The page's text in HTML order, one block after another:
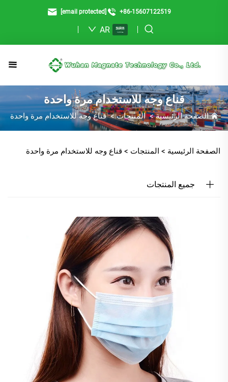
+86-15607122519
[email protected]
AR
قناع وجه للاستخدام مرة واحدة
الصفحة الرئيسية>المنتجات>قناع وجه للاستخدام مرة واحدة
الصفحة الرئيسية > المنتجات > قناع وجه للاستخدام مرة واحدة
جميع المنتجات